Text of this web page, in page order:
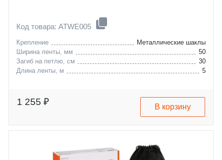
Код товара: ATWE005
Крепление
Металлические шаклы
Ширина ленты, мм
50
Загиб на петлю, см
30
Длина ленты, м
5
1 255 ₽ В корзину